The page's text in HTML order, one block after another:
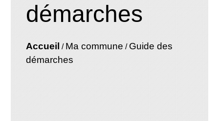
démarches
Accueil / Ma commune / Guide des
démarches